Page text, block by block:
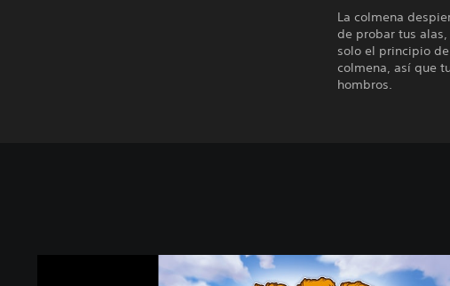
La colmena
de probar tus
solo el principio
colmena, así que
hombros.